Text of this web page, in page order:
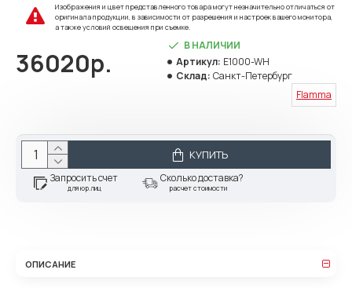
Изображения и цвет представленного товара могут незначительно отличаться от
оригинала продукции, в зависимости от разрешения и настроек вашего монитора,
а также условий освещения при съемке.
36020р.
В НАЛИЧИИ
Артикул: E1000-WH
Склад: Санкт-Петербург
Flamma
КУПИТЬ
Запросить счет
для юр.лиц
Сколько доставка?
расчет стоимости
ОПИСАНИЕ